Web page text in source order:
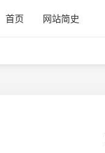
首页 网站简史